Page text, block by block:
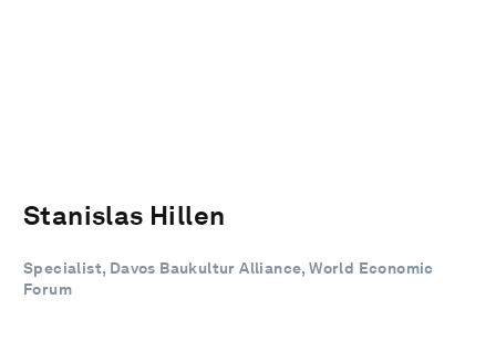
Stanislas Hillen
Specialist, Davos Baukultur Alliance, World Economic
Forum